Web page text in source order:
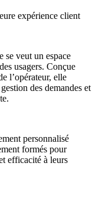
expérience client
se veut un espace
usagers. Conçue
l’opérateur, elle
des demandes et
personnalisé
formés pour
efficacité à leurs